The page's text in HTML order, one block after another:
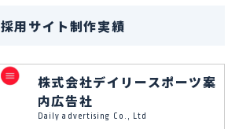
採用サイト制作実績
株式会社デイリースポーツ案
内広告社
Daily advertising Co., Ltd